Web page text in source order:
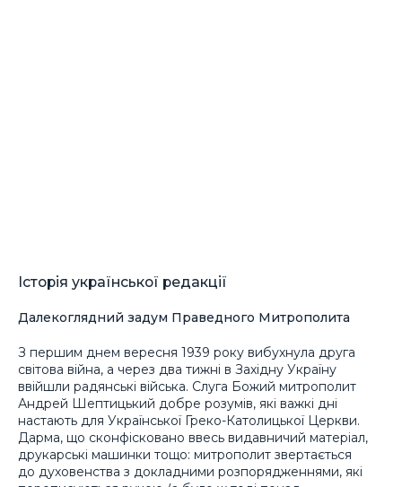
Історія української редакції
Далекоглядний задум Праведного Митрополита
З першим днем вересня 1939 року вибухнула друга
світова війна, а через два тижні в Західну Україну
ввійшли радянські війська. Слуга Божий митрополит
Андрей Шептицький добре розумів, які важкі дні
настають для Української Греко-Католицької Церкви.
Дарма, що сконфісковано ввесь видавничий матеріал,
друкарські машинки тощо: митрополит звертається
до духовенства з докладними розпорядженнями, які